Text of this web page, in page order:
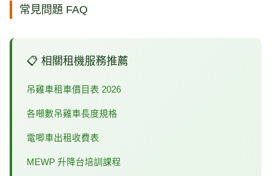
常見問題 FAQ
📋 相關租機服務推薦
吊雞車租車價目表 2026
各噸數吊雞車長度規格
電唧車出租收費表
MEWP 升降台培訓課程